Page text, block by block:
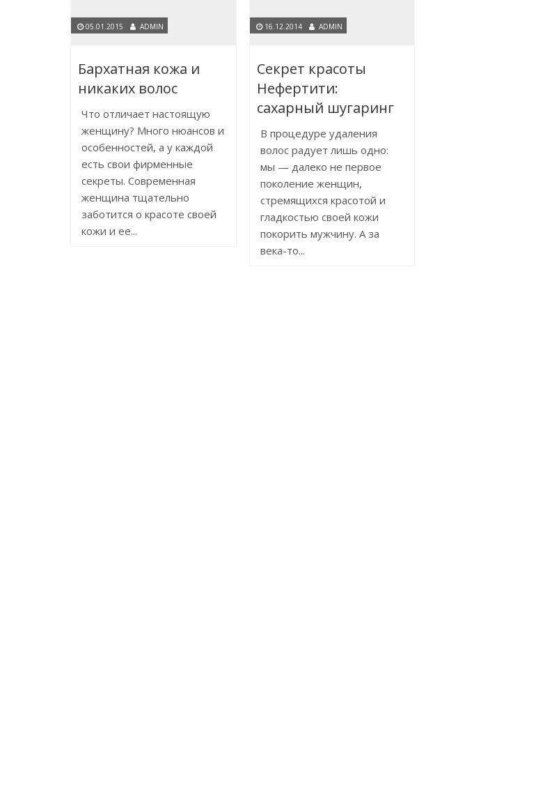
05.01.2015 ADMIN
Бархатная кожа и
никаких волос
Что отличает настоящую
женщину? Много нюансов и
особенностей, а у каждой
есть свои фирменные
секреты. Современная
женщина тщательно
заботится о красоте своей
кожи и ее...
16.12.2014 ADMIN
Секрет красоты
Нефертити:
сахарный шугаринг
В процедуре удаления
волос радует лишь одно:
мы — далеко не первое
поколение женщин,
стремящихся красотой и
гладкостью своей кожи
покорить мужчину. А за
века-то...